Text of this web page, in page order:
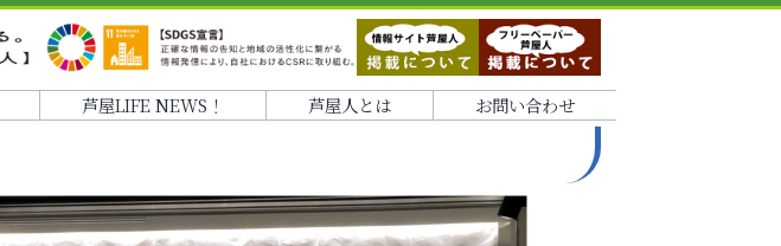
芦屋LIFE NEWS！ 芦屋人とは お問い合わせ